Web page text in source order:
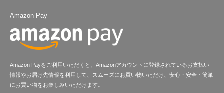
Amazon Pay
Amazon Payをご利用いただくと、Amazonアカウントに登録されているお支払い
情報やお届け先情報を利用して、スムーズにお買い物いただけ、安心・安全・簡単
にお買い物をお楽しみいただけます。